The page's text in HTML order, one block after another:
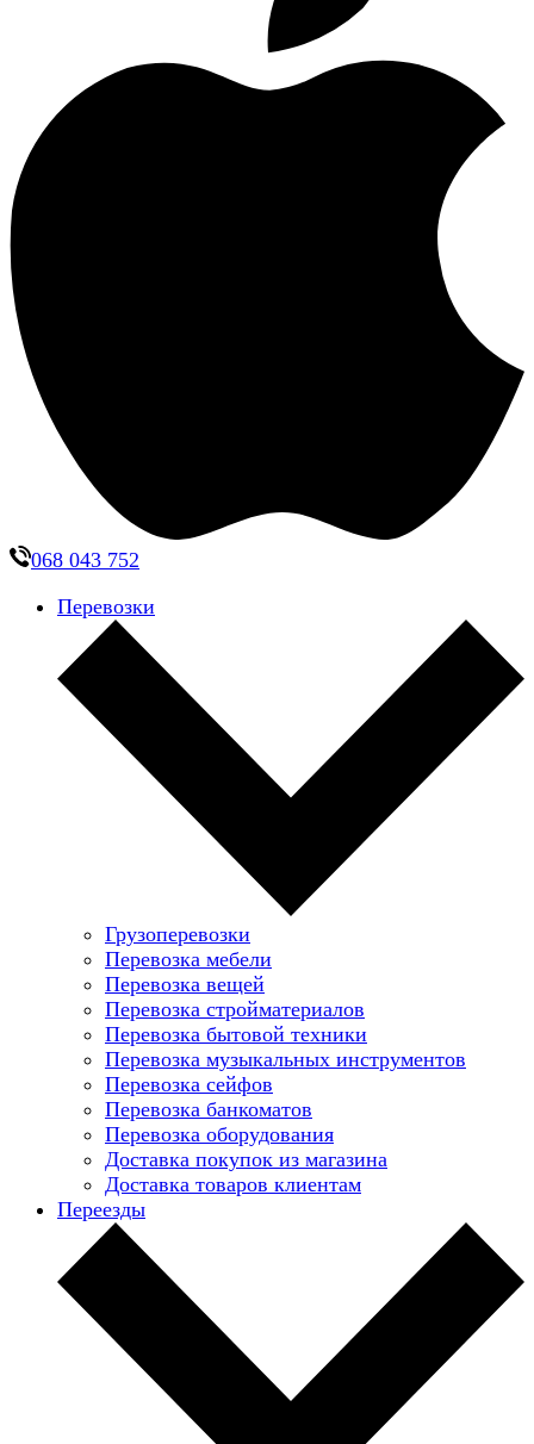
068 043 752
Перевозки
Грузоперевозки
Перевозка мебели
Перевозка вещей
Перевозка стройматериалов
Перевозка бытовой техники
Перевозка музыкальных инструментов
Перевозка сейфов
Перевозка банкоматов
Перевозка оборудования
Доставка покупок из магазина
Доставка товаров клиентам
Переезды